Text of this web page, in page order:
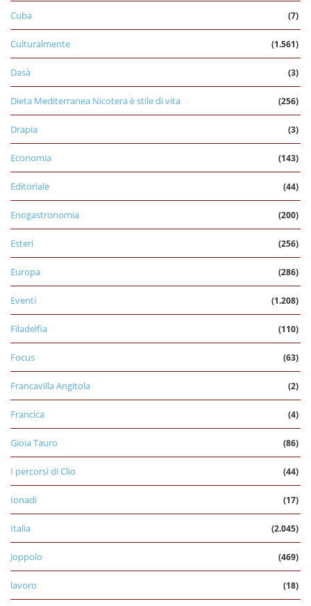
Cuba (7)
Culturalmente (1.561)
Dasà (3)
Dieta Mediterranea Nicotera è stile di vita (256)
Drapia (3)
Economia (143)
Editoriale (44)
Enogastronomia (200)
Esteri (256)
Europa (286)
Eventi (1.208)
Filadelfia (110)
Focus (63)
Francavilla Angitola (2)
Francica (4)
Gioia Tauro (86)
I percorsi di Clio (44)
Ionadi (17)
Italia (2.045)
Joppolo (469)
lavoro (18)